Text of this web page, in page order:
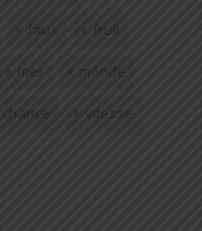
faux fruit
mer monde
vitesse